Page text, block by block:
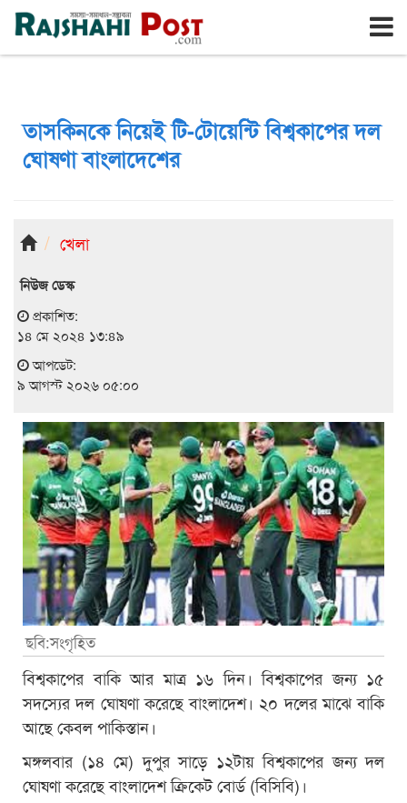
রাজশাহী রবিবার, ৯ই আগস্ট ২০২৬, ২৫শে শ্রাবণ ১৪৩৩
তাসকিনকে নিয়েই টি-টোয়েন্টি বিশ্বকাপের দল
ঘোষণা বাংলাদেশের
খেলা
নিউজ ডেস্ক
প্রকাশিত:
১৪ মে ২০২৪ ১৩:৪৯
আপডেট:
৯ আগস্ট ২০২৬ ০৫:০০
ছবি:সংগৃহিত
বিশ্বকাপের বাকি আর মাত্র ১৬ দিন। বিশ্বকাপের জন্য ১৫
সদস্যের দল ঘোষণা করেছে বাংলাদেশ। ২০ দলের মাঝে বাকি
আছে কেবল পাকিস্তান।
মঙ্গলবার (১৪ মে) দুপুর সাড়ে ১২টায় বিশ্বকাপের জন্য দল
ঘোষণা করেছে বাংলাদেশ ক্রিকেট বোর্ড (বিসিবি)।